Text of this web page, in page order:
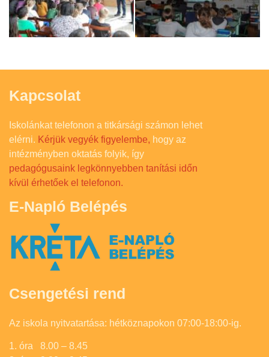
Kapcsolat
Iskolánkat telefonon a titkársági számon lehet
elérni. Kérjük vegyék figyelembe, hogy az
intézményben oktatás folyik, így
pedagógusaink legkönnyebben tanítási időn
kívül érhetőek el telefonon.
E-Napló Belépés
Csengetési rend
Az iskola nyitvatartása: hétköznapokon 07:00-18:00-ig.
1. óra 8.00 – 8.45